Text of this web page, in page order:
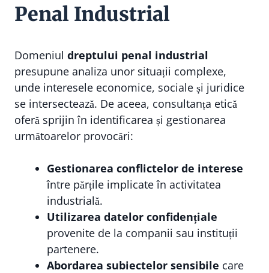
Penal Industrial
Domeniul dreptului penal industrial
presupune analiza unor situații complexe,
unde interesele economice, sociale și juridice
se intersectează. De aceea, consultanța etică
oferă sprijin în identificarea și gestionarea
următoarelor provocări:
Gestionarea conflictelor de interese
între părțile implicate în activitatea
industrială.
Utilizarea datelor confidențiale
provenite de la companii sau instituții
partenere.
Abordarea subiectelor sensibile care